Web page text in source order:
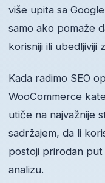
više upita sa
samo ako pomaže
korisniji ili ubedljiviji
Kada radimo SEO
WooCommerce
utiče na najvažnije
sadržajem, da li
postoji prirodan
analizu.